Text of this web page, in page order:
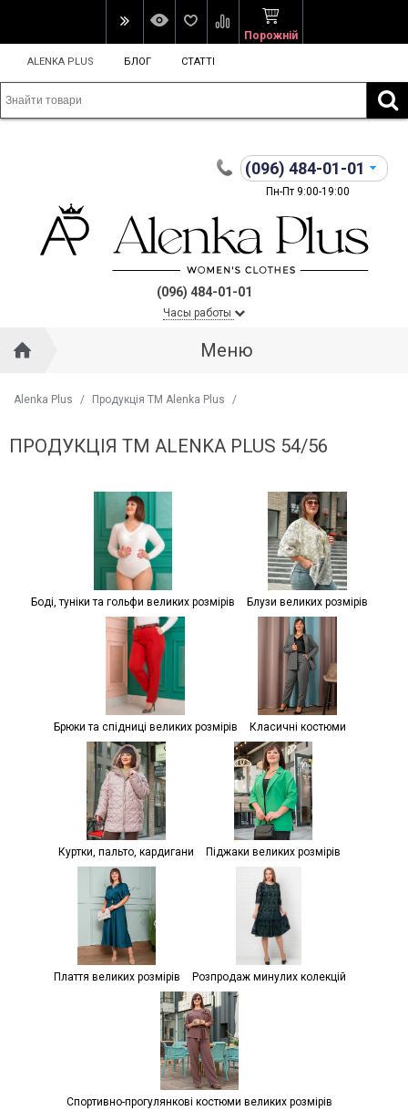
Порожній
ALENKA PLUS БЛОГ СТАТТІ
(096) 484-01-01
Пн-Пт 9:00-19:00
(096) 484-01-01
Часы работы
Меню
Alenka Plus / Продукція ТМ Alenka Plus /
ПРОДУКЦІЯ ТМ ALENKA PLUS 54/56
Боді, туніки та гольфи великих розмірів Блузи великих розмірів
Брюки та спідниці великих розмірів Класичні костюми
Куртки, пальто, кардигани Піджаки великих розмірів
Плаття великих розмірів Розпродаж минулих колекцій
Спортивно-прогулянкові костюми великих розмірів